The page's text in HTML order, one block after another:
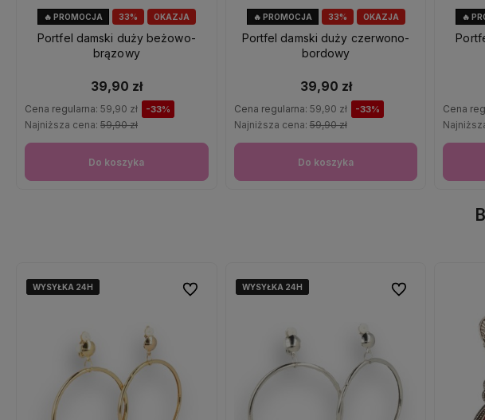
33% OKAZJA
🔥 PROMOCJA
Portfel damski duży beżowo-
brązowy
39,90 zł
Cena regularna:59,90 zł -33%
Najniższa cena:59,90 zł
Do koszyka
33% OKAZJA
🔥 PROMOCJA
Portfel damski duży czerwono-
bordowy
39,90 zł
Cena regularna: 59,90 zł -33%
Najniższa cena: 59,90 zł
Do koszyka
🔥
Cena
WYSYŁKA 24H
WYSYŁKA 24H
WYSYŁKA 24H Do ulubionychWYSYŁKA 24H
WYSYŁKA 24H
WYSYŁKA 24H Do ulubionych